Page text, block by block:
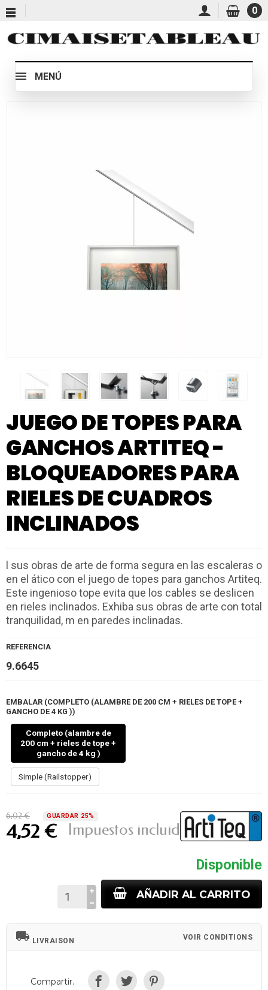
0
MENÚ
JUEGO DE TOPES PARA
GANCHOS ARTITEQ -
BLOQUEADORES PARA
RIELES DE CUADROS
INCLINADOS
l sus obras de arte de forma segura en las escaleras o
en el ático con el juego de topes para ganchos Artiteq.
Este ingenioso tope evita que los cables se deslicen
en rieles inclinados. Exhiba sus obras de arte con total
tranquilidad, m en paredes inclinadas.
REFERENCIA
9.6645
EMBALAR (COMPLETO (ALAMBRE DE 200 CM + RIELES DE TOPE +
GANCHO DE 4 KG ))
Completo (alambre de
200 cm + rieles de tope +
gancho de 4 kg )
Simple (Railstopper)
6,02 € GUARDAR 25%
4,52 € Impuestos incluidos
Disponible
AÑADIR AL CARRITO
local_shipping LIVRAISON VOIR CONDITIONS
Compartir.